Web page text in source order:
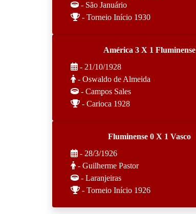
- São Januário
- Torneio Início 1930
América 3 X 1 Fluminense
- 21/10/1928
- Oswaldo de Almeida
- Campos Sales
- Carioca 1928
Fluminense 0 X 1 Vasco
- 28/3/1926
- Guilherme Pastor
- Laranjeiras
- Torneio Início 1926